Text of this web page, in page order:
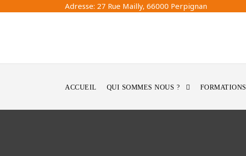
Adresse: 27 Rue Mailly, 66000 Perpignan
ACCUEIL QUI SOMMES NOUS ? FORMATIONS